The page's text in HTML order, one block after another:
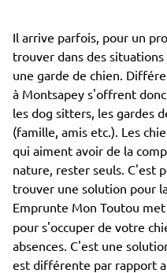
Il arrive parfois, pour un
trouver dans des
une garde de chien.
à Montsapey s'offrent
les dog sitters, les gardes
(famille, amis etc.). Les
qui aiment avoir de la
nature, rester seuls. C'est
trouver une solution pour
Emprunte Mon Toutou
pour s'occuper de votre
absences. C'est une
est différente par rapport